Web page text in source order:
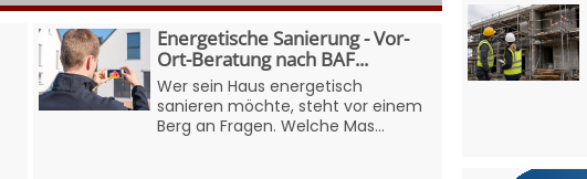
Energetische Sanierung - Vor-
Ort-Beratung nach BAF...
Wer sein Haus energetisch
sanieren möchte, steht vor einem
Berg an Fragen. Welche Mas...